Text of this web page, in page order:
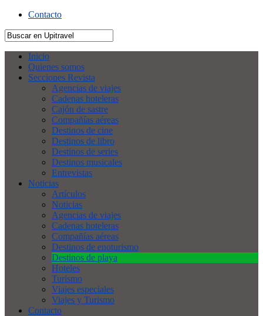
Contacto
Inicio
Quienes somos
Secciones Revista
Agencias de viajes
Cadenas hoteleras
Cajón de sastre
Compañías aéreas
Destinos de cine
Destinos de libro
Destinos de series
Destinos musicales
Entrevistas
Noticias
Artículos
Noticias
Agencias de viajes
Cadenas hoteleras
Compañías aéreas
Destinos de enoturismo
Destinos de playa
Hoteles
Turismo
Viajes especiales
Viajes y Turismo
Contacto